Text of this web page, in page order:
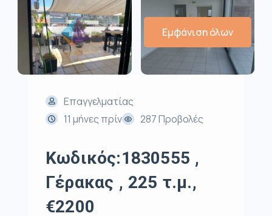
Εμφάνιση όλων
Επαγγελματίας
11 μήνες πρίν
287 Προβολές
Κωδικός:1830555 ,
Γέρακας , 225 τ.μ.,
€2200